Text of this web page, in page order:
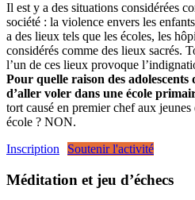
Il est y a des situations considérées
société : la violence envers les
a des lieux tels que les écoles, les
considérés comme des lieux sacrés.
l’un de ces lieux provoque
Pour quelle raison des
d’aller voler dans une école
tort causé en premier chef aux
école ? NON.
Inscription
Soutenir l'activité
Méditation et jeu d’échecs